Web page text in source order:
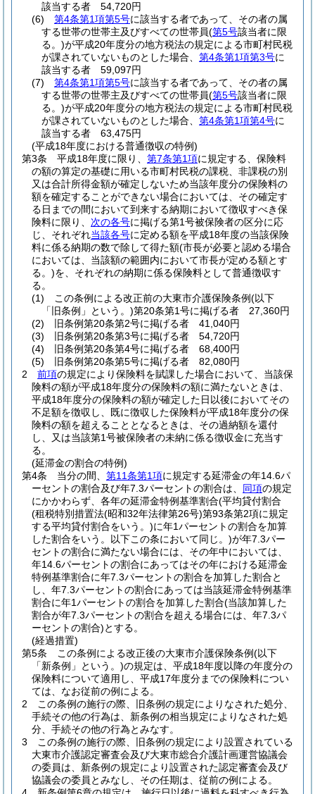
該当する者 54,720円
(6)
第4条第1項第5号に該当する者であって、その者の属
する世帯の世帯主及びすべての世帯員(第5号該当者に限
る。)が平成20年度分の地方税法の規定による市町村民税
が課されていないものとした場合、 第4条第1項第3号に
該当する者 59,097円
(7)
第4条第1項第5号に該当する者であって、その者の属
する世帯の世帯主及びすべての世帯員(第5号該当者に限
る。)が平成20年度分の地方税法の規定による市町村民税
が課されていないものとした場合、 第4条第1項第4号に
該当する者 63,475円
(平成18年度における普通徴収の特例)
第3条
平成18年度に限り、 第7条第1項に規定する、保険料
の額の算定の基礎に用いる市町村民税の課税、非課税の別
又は合計所得金額が確定しないため当該年度分の保険料の
額を確定することができない場合においては、その確定す
る日までの間において到来する納期において徴収すべき保
険料に限り、 次の各号に掲げる第1号被保険者の区分に応
じ、それぞれ当該各号に定める額を平成18年度の当該保険
料に係る納期の数で除して得た額(市長が必要と認める場合
においては、当該額の範囲内において市長が定める額とす
る。)を、それぞれの納期に係る保険料として普通徴収す
る。
(1)
この条例による改正前の大東市介護保険条例(以下
「旧条例」という。)第20条第1号に掲げる者 27,360円
(2)
旧条例第20条第2号に掲げる者 41,040円
(3)
旧条例第20条第3号に掲げる者 54,720円
(4)
旧条例第20条第4号に掲げる者 68,400円
(5)
旧条例第20条第5号に掲げる者 82,080円
2
前項の規定により保険料を賦課した場合において、当該保
険料の額が平成18年度分の保険料の額に満たないときは、
平成18年度分の保険料の額が確定した日以後においてその
不足額を徴収し、既に徴収した保険料が平成18年度分の保
険料の額を超えることとなるときは、その過納額を還付
し、又は当該第1号被保険者の未納に係る徴収金に充当す
る。
(延滞金の割合の特例)
第4条
当分の間、 第11条第1項に規定する延滞金の年14.6パ
ーセントの割合及び年7.3パーセントの割合は、 同項の規定
にかかわらず、各年の延滞金特例基準割合(平均貸付割合
(租税特別措置法(昭和32年法律第26号)第93条第2項に規定
する平均貸付割合をいう。)に年1パーセントの割合を加算
した割合をいう。以下この条において同じ。)が年7.3パー
セントの割合に満たない場合には、その年中においては、
年14.6パーセントの割合にあってはその年における延滞金
特例基準割合に年7.3パーセントの割合を加算した割合と
し、年7.3パーセントの割合にあっては当該延滞金特例基準
割合に年1パーセントの割合を加算した割合(当該加算した
割合が年7.3パーセントの割合を超える場合には、年7.3パ
ーセントの割合)とする。
(経過措置)
第5条
この条例による改正後の大東市介護保険条例(以下
「新条例」という。)の規定は、平成18年度以降の年度分の
保険料について適用し、平成17年度分までの保険料につい
ては、なお従前の例による。
2
この条例の施行の際、旧条例の規定によりなされた処分、
手続その他の行為は、新条例の相当規定によりなされた処
分、手続その他の行為とみなす。
3
この条例の施行の際、旧条例の規定により設置されている
大東市介護認定審査会及び大東市総合介護計画運営協議会
の委員は、新条例の規定により設置された認定審査会及び
協議会の委員とみなし、その任期は、従前の例による。